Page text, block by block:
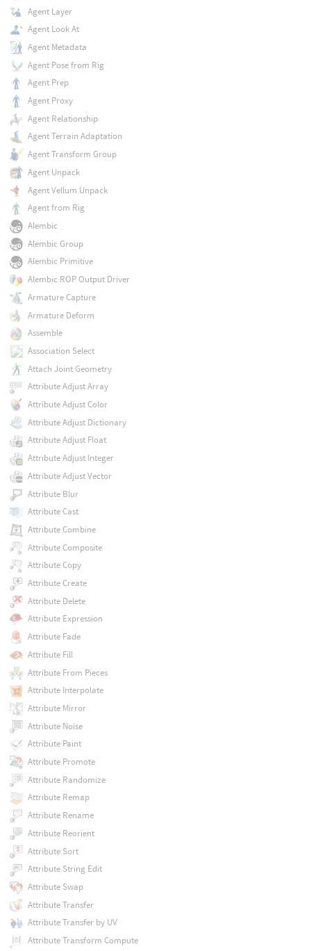
Agent Layer
Agent Look At
Agent Metadata
Agent Pose from Rig
Agent Prep
Agent Proxy
Agent Relationship
Agent Terrain Adaptation
Agent Transform Group
Agent Unpack
Agent Vellum Unpack
Agent from Rig
Alembic
Alembic Group
Alembic Primitive
Alembic ROP Output Driver
Armature Capture
Armature Deform
Assemble
Association Select
Attach Joint Geometry
Attribute Adjust Array
Attribute Adjust Color
Attribute Adjust Dictionary
Attribute Adjust Float
Attribute Adjust Integer
Attribute Adjust Vector
Attribute Blur
Attribute Cast
Attribute Combine
Attribute Composite
Attribute Copy
Attribute Create
Attribute Delete
Attribute Expression
Attribute Fade
Attribute Fill
Attribute From Pieces
Attribute Interpolate
Attribute Mirror
Attribute Noise
Attribute Paint
Attribute Promote
Attribute Randomize
Attribute Remap
Attribute Rename
Attribute Reorient
Attribute Sort
Attribute String Edit
Attribute Swap
Attribute Transfer
Attribute Transfer by UV
Attribute Transform Compute